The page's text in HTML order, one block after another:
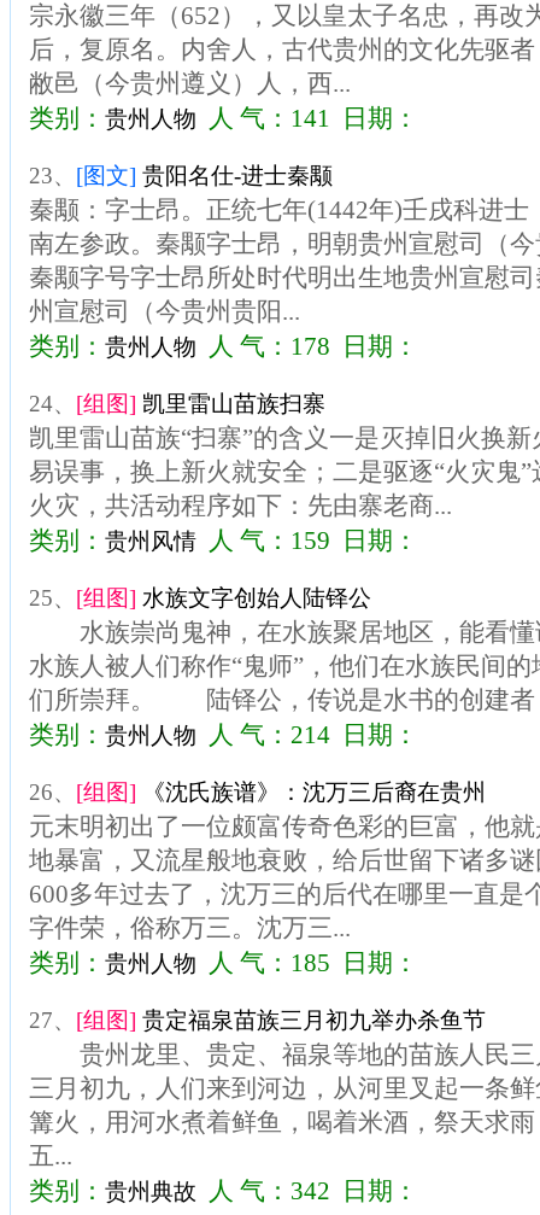
宗永徽三年（652），又以皇太子名忠，再改
后，复原名。内舍人，古代贵州的文化先驱
敝邑（今贵州遵义）人，西...
类别： 贵州人物 人 气：141 日期：
23、 [图文] 贵阳名仕-进士秦颙
秦颙：字士昂。正统七年(1442年)壬戌科进
南左参政。秦颙字士昂，明朝贵州宣慰司（
秦颙字号字士昂所处时代明出生地贵州宣慰
州宣慰司（今贵州贵阳...
类别： 贵州人物 人 气：178 日期：
24、 [组图] 凯里雷山苗族扫寨
凯里雷山苗族“扫寨”的含义一是灭掉旧火换
易误事，换上新火就安全；二是驱逐“火灾鬼
火灾，共活动程序如下：先由寨老商...
类别： 贵州风情 人 气：159 日期：
25、 [组图] 水族文字创始人陆铎公
水族崇尚鬼神，在水族聚居地区，能看懂
水族人被人们称作“鬼师”，他们在水族民间
们所崇拜。 陆铎公，传说是水书的创建者
类别： 贵州人物 人 气：214 日期：
26、 [组图] 《沈氏族谱》：沈万三后裔在贵州
元末明初出了一位颇富传奇色彩的巨富，他
地暴富，又流星般地衰败，给后世留下诸多
600多年过去了，沈万三的后代在哪里一直是
字件荣，俗称万三。沈万三...
类别： 贵州人物 人 气：185 日期：
27、 [组图] 贵定福泉苗族三月初九举办杀鱼节
贵州龙里、贵定、福泉等地的苗族人民三
三月初九，人们来到河边，从河里叉起一条
篝火，用河水煮着鲜鱼，喝着米酒，祭天求
五...
类别： 贵州典故 人 气：342 日期：